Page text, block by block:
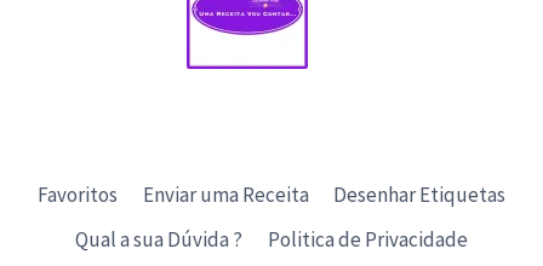
Favoritos Enviar uma Receita
Desenhar Etiquetas
Qual a sua Dúvida ?
Politica de Privacidade